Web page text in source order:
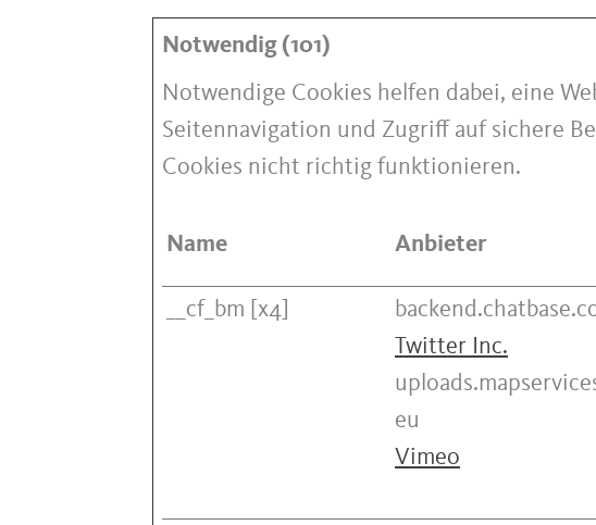
Notwendig (101)
Notwendige Cookies helfen dabei, eine
Seitennavigation und Zugriff auf sichere
Cookies nicht richtig funktionieren.
Name Anbieter
__cf_bm [x4]
Twitter Inc.
eu
Vimeo